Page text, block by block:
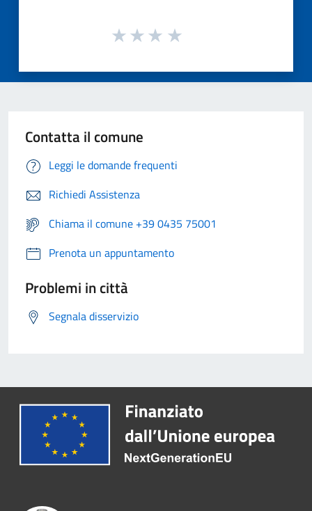
Contatta il comune
Leggi le domande frequenti
Richiedi Assistenza
Chiama il comune +39 0435 75001
Prenota un appuntamento
Problemi in città
Segnala disservizio